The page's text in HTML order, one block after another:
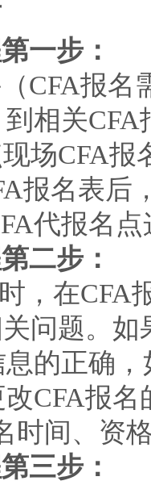
一步：
CFA报名
相关
场CFA
报名表后
代报名点
二步：
，在CFA
问题。
的正确
CFA报
时间、资
三步：